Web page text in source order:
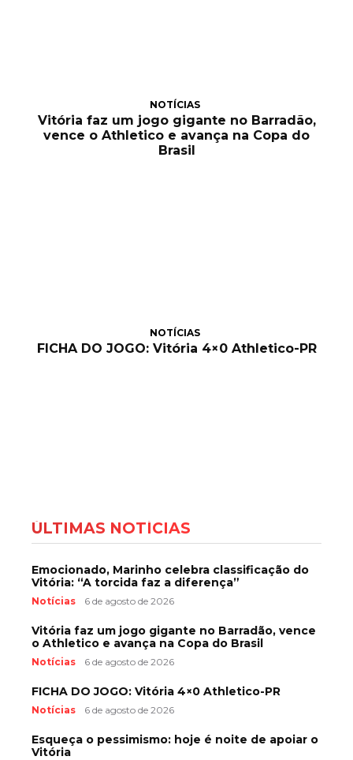
NOTÍCIAS
Vitória faz um jogo gigante no Barradão,
vence o Athletico e avança na Copa do
Brasil
NOTÍCIAS
FICHA DO JOGO: Vitória 4×0 Athletico-PR
ÚLTIMAS NOTÍCIAS
Emocionado, Marinho celebra classificação do
Vitória: “A torcida faz a diferença”
Notícias 6 de agosto de 2026
Vitória faz um jogo gigante no Barradão, vence
o Athletico e avança na Copa do Brasil
Notícias 6 de agosto de 2026
FICHA DO JOGO: Vitória 4×0 Athletico-PR
Notícias 6 de agosto de 2026
Esqueça o pessimismo: hoje é noite de apoiar o
Vitória